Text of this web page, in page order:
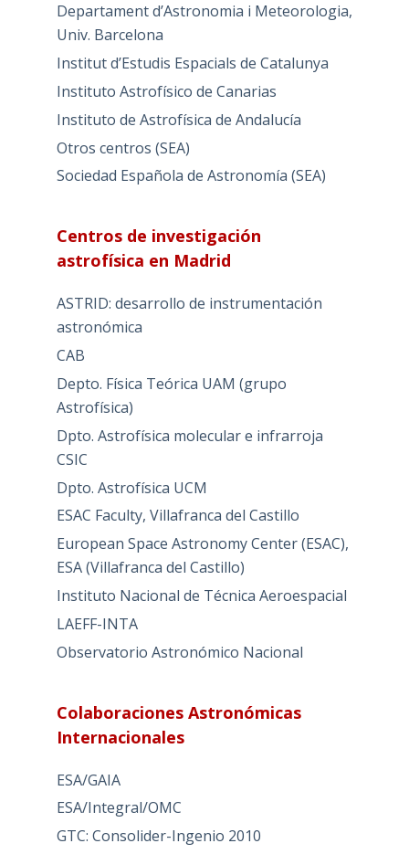
Departament d’Astronomia i Meteorologia,
Univ. Barcelona
Institut d’Estudis Espacials de Catalunya
Instituto Astrofísico de Canarias
Instituto de Astrofísica de Andalucía
Otros centros (SEA)
Sociedad Española de Astronomía (SEA)
Centros de investigación
astrofísica en Madrid
ASTRID: desarrollo de instrumentación
astronómica
CAB
Depto. Física Teórica UAM (grupo
Astrofísica)
Dpto. Astrofísica molecular e infrarroja
CSIC
Dpto. Astrofísica UCM
ESAC Faculty, Villafranca del Castillo
European Space Astronomy Center (ESAC),
ESA (Villafranca del Castillo)
Instituto Nacional de Técnica Aeroespacial
LAEFF-INTA
Observatorio Astronómico Nacional
Colaboraciones Astronómicas
Internacionales
ESA/GAIA
ESA/Integral/OMC
GTC: Consolider-Ingenio 2010